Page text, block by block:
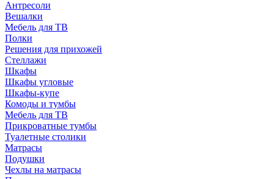
Антресоли
Вешалки
Мебель для ТВ
Полки
Решения для прихожей
Стеллажи
Шкафы
Шкафы угловые
Шкафы-купе
Комоды и тумбы
Мебель для ТВ
Прикроватные тумбы
Туалетные столики
Матрасы
Подушки
Чехлы на матрасы